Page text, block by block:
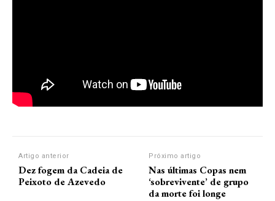
Artigo anterior
Dez fogem da Cadeia de
Peixoto de Azevedo
Próximo artigo
Nas últimas Copas nem
‘sobrevivente’ de grupo
da morte foi longe